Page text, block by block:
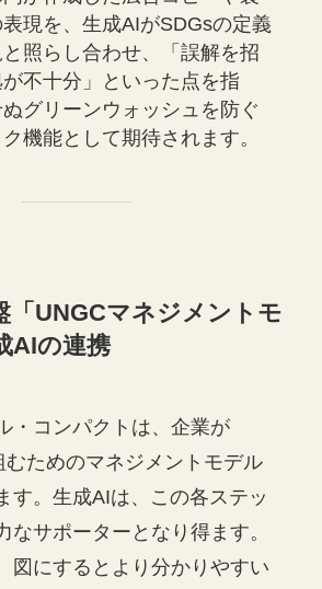
現を、生成AIがSDGsの定義
照らし合わせ、「誤解を招
が不十分」といった点を指
グリーンウォッシュを防ぐ
機能として期待されます。
「UNGCマネジメントモ
AIの連携
・コンパクトは、企業が
むためのマネジメントモデル
す。生成AIは、この各ステッ
なサポーターとなり得ます。
図にするとより分かりやすい